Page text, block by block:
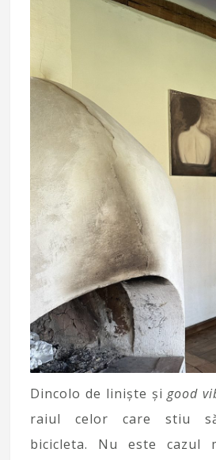
Dincolo de liniște șigood
raiul celor care stiu
bicicleta. Nu este cazul